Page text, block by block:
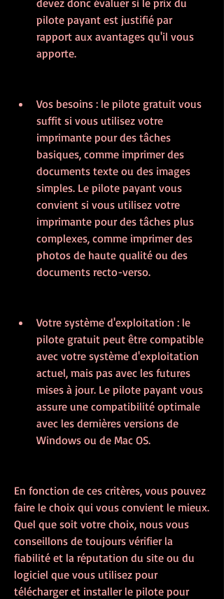
devez donc évaluer si le prix du
pilote payant est justifié par
rapport aux avantages qu'il vous
apporte.
Vos besoins : le pilote gratuit vous
suffit si vous utilisez votre
imprimante pour des tâches
basiques, comme imprimer des
documents texte ou des images
simples. Le pilote payant vous
convient si vous utilisez votre
imprimante pour des tâches plus
complexes, comme imprimer des
photos de haute qualité ou des
documents recto-verso.
Votre système d'exploitation : le
pilote gratuit peut être compatible
avec votre système d'exploitation
actuel, mais pas avec les futures
mises à jour. Le pilote payant vous
assure une compatibilité optimale
avec les dernières versions de
Windows ou de Mac OS.
En fonction de ces critères, vous pouvez
faire le choix qui vous convient le mieux.
Quel que soit votre choix, nous vous
conseillons de toujours vérifier la
fiabilité et la réputation du site ou du
logiciel que vous utilisez pour
télécharger et installer le pilote pour